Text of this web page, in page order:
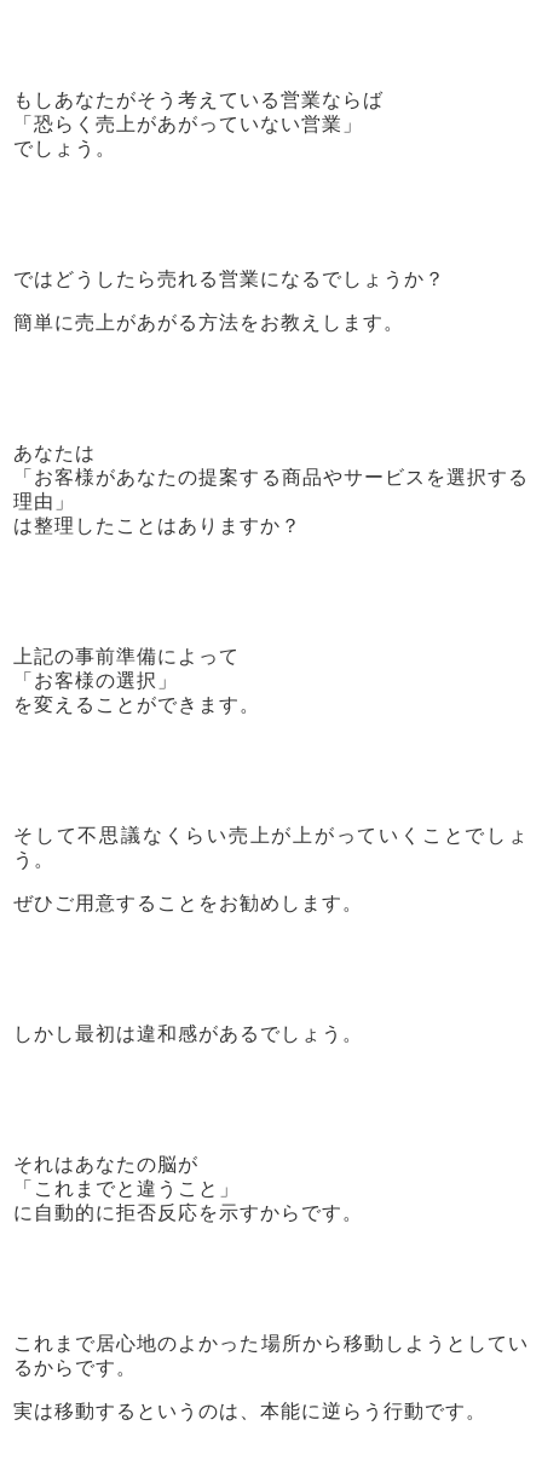
もしあなたがそう考えている営業ならば
「恐らく売上があがっていない営業」
でしょう。
ではどうしたら売れる営業になるでしょうか？
簡単に売上があがる方法をお教えします。
あなたは
「お客様があなたの提案する商品やサービスを選択する
理由」
は整理したことはありますか？
上記の事前準備によって
「お客様の選択」
を変えることができます。
そして不思議なくらい売上が上がっていくことでしょ
う。
ぜひご用意することをお勧めします。
しかし最初は違和感があるでしょう。
それはあなたの脳が
「これまでと違うこと」
に自動的に拒否反応を示すからです。
これまで居心地のよかった場所から移動しようとしてい
るからです。
実は移動するというのは、本能に逆らう行動です。